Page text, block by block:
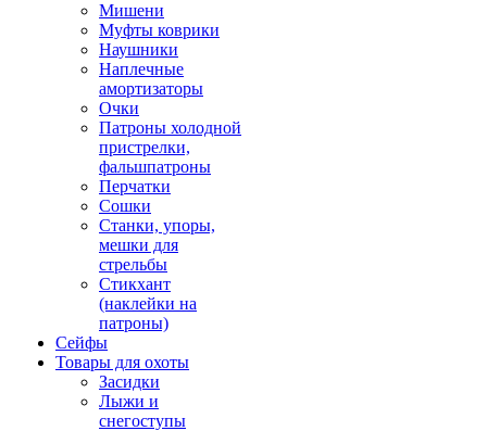
Мишени
Муфты коврики
Наушники
Наплечные
амортизаторы
Очки
Патроны холодной
пристрелки,
фальшпатроны
Перчатки
Сошки
Станки, упоры,
мешки для
стрельбы
Стикхант
(наклейки на
патроны)
Сейфы
Товары для охоты
Засидки
Лыжи и
снегоступы